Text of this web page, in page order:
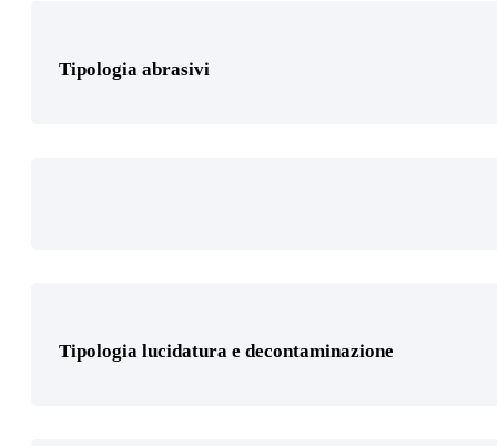
Tipologia abrasivi
Tipologia lucidatura e decontaminazione